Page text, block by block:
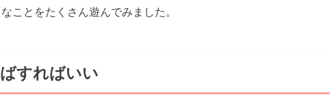
ことをたくさん遊んでみました。
すればいい